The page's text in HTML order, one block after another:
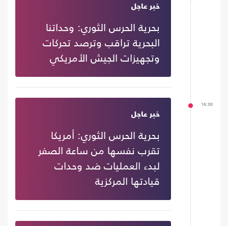
خبر عاجل
بحرية الحرس الثوري: وحداتنا
البحرية تراقب وترصد تحركات
وتجهيزات الجيش الأمريكي
16:30
خبر عاجل
بحرية الحرس الثوري: أمريكا
تقرب نفسها من ساعة الصفر
لبدء العمليات ضد وحدات
قيادتها المركزية